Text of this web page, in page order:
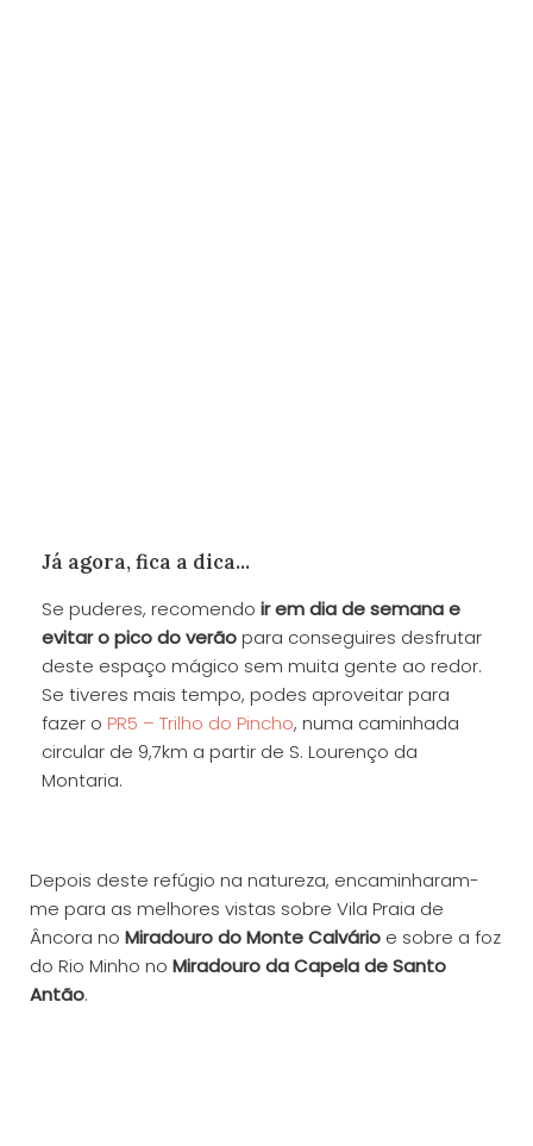
Já agora, fica a dica...
Se puderes, recomendo ir em dia de semana e
evitar o pico do verãopara conseguires desfrutar
deste espaço mágico sem muita gente ao redor.
Se tiveres mais tempo, podes aproveitar para
fazer o PR5 – Trilho do Pincho, numa caminhada
circular de 9,7km a partir de S. Lourenço da
Montaria.
Depois deste refúgio na natureza, encaminharam-
me para as melhores vistas sobre Vila Praia de
Âncora no Miradouro do Monte Calvário e sobre a foz
do Rio Minho no Miradouro da Capela de Santo
Antão.